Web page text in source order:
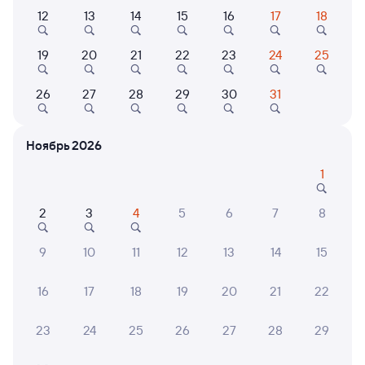
412Е Проходящий
Пермь-2
Коротчаево
20:26 15:17
1 д 18 ч 51 м в пути
Плацкарт
от 5 ⁠015 ⁠₽
Купе
7 ⁠919 ⁠₽
112Е Проходящий 6,4
20:26
12 13 14 15 16 17 18
19 20 21 22 23 24 25
26 27 28 29 30 31
Ноябрь 2026
1
2 3 4 5 6 7 8
9 10 11 12 13 14 15
16 17 18 19 20 21 22
23 24 25 26 27 28 29